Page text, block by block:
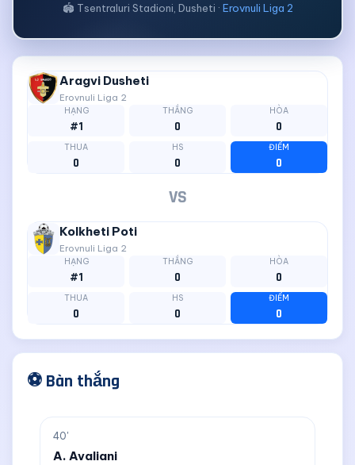
🏟 Tsentraluri Stadioni, Dusheti · Erovnuli Liga 2
Aragvi Dusheti
Erovnuli Liga 2
HẠNG
#1
THẮNG
0
HÒA
0
THUA
0
HS
0
ĐIỂM
0
VS
Kolkheti Poti
Erovnuli Liga 2
HẠNG
#1
THẮNG
0
HÒA
0
THUA
0
HS
0
ĐIỂM
0
⚽ Bàn thắng
40'
A. Avaliani